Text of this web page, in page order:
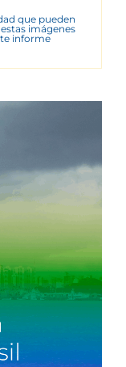
que pueden
imágenes
informe